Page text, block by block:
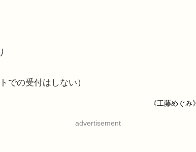
での受付はしない）
《工藤めぐみ》
advertisement